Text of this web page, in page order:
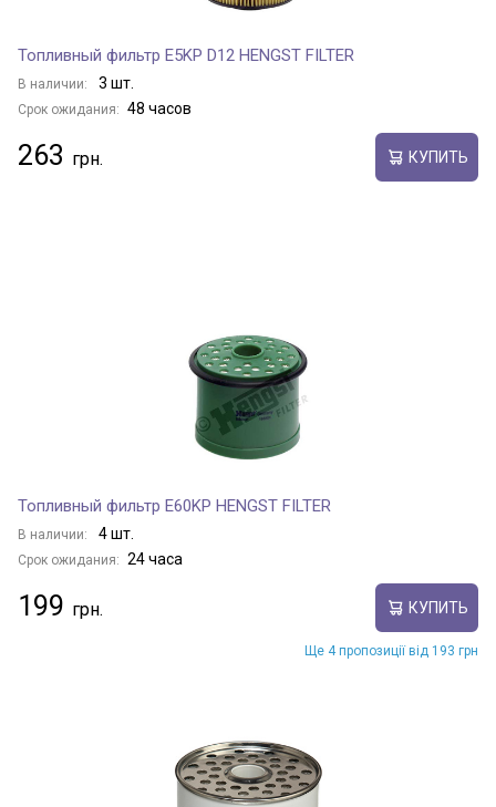
Топливный фильтр E5KP D12 HENGST FILTER
В наличии: 3 шт.
Срок ожидания: 48 часов
263 КУПИТЬ
Топливный фильтр E60KP HENGST FILTER
В наличии: 4 шт.
Срок ожидания: 24 часа
199 КУПИТЬ
Ще 4 пропозиції від 193 грн